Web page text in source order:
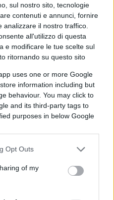
sul nostro sito, tecnologie
contenuti e annunci, fornire
il nostro traffico.
all'utilizzo di questa
e modificare le tue scelte sul
ritornando su questo sito
uses one or more Google
information including but
behaviour. You may click to
and its third-party tags to
purposes in below Google
Opt Outs
of my
ha? Chi sta con la
Quali rapporti
si delineeranno
da Putin? Salvini si
alla Nato di Svezia
mentre Meloni e
opposte. Si prenda,
e si rifletta sul nucleare.
con la Lega? Tutti soli
delle ultime elezioni,